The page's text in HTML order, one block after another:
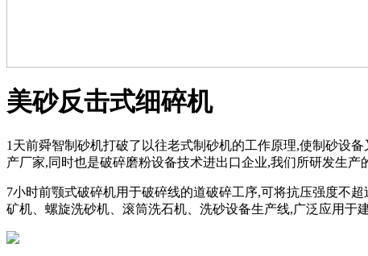
美砂反击式细碎机
1天前舜智制砂机打破了以往老式制砂机的工作原理,使制砂设
产厂家,同时也是破碎磨粉设备技术进出口企业,我们所研发生
7小时前颚式破碎机用于破碎线的道破碎工序,可将抗压强度不
矿机、螺旋洗砂机、滚筒洗石机、洗砂设备生产线,广泛应用于